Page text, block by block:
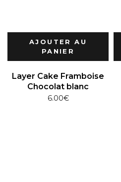
AJOUTER AU
PANIER
Layer Cake Framboise
Chocolat blanc
6.00€